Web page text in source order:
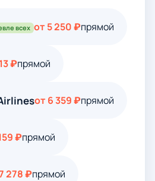
всех от 5 250 ₽прямой
₽прямой
от 6 359 ₽прямой
₽прямой
278 ₽прямой